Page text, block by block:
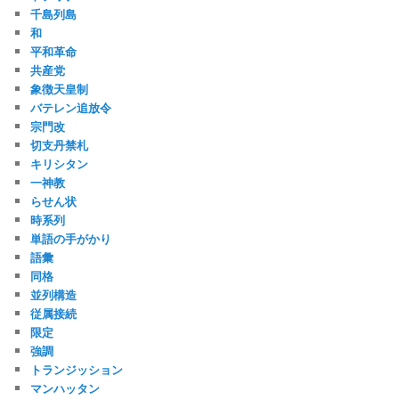
千島列島
和
平和革命
共産党
象徴天皇制
バテレン追放令
宗門改
切支丹禁札
キリシタン
一神教
らせん状
時系列
単語の手がかり
語彙
同格
並列構造
従属接続
限定
強調
トランジッション
マンハッタン